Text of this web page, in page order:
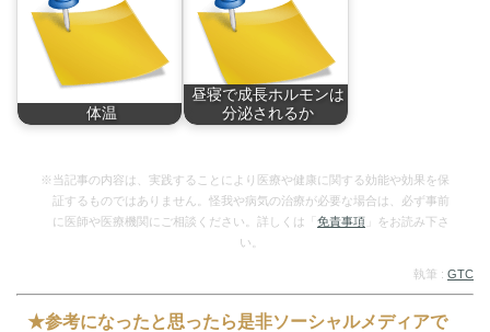
体温
昼寝で成長ホルモンは
分泌されるか
※当記事の内容は、実践することにより医療や健康に関する効能や効果を保
証するものではありません。怪我や病気の治療が必要な場合は、必ず事前
に医師や医療機関にご相談ください。詳しくは「 免責事項 」をお読み下さ
い。
執筆 : GTC
★参考になったと思ったら是非ソーシャルメディアで